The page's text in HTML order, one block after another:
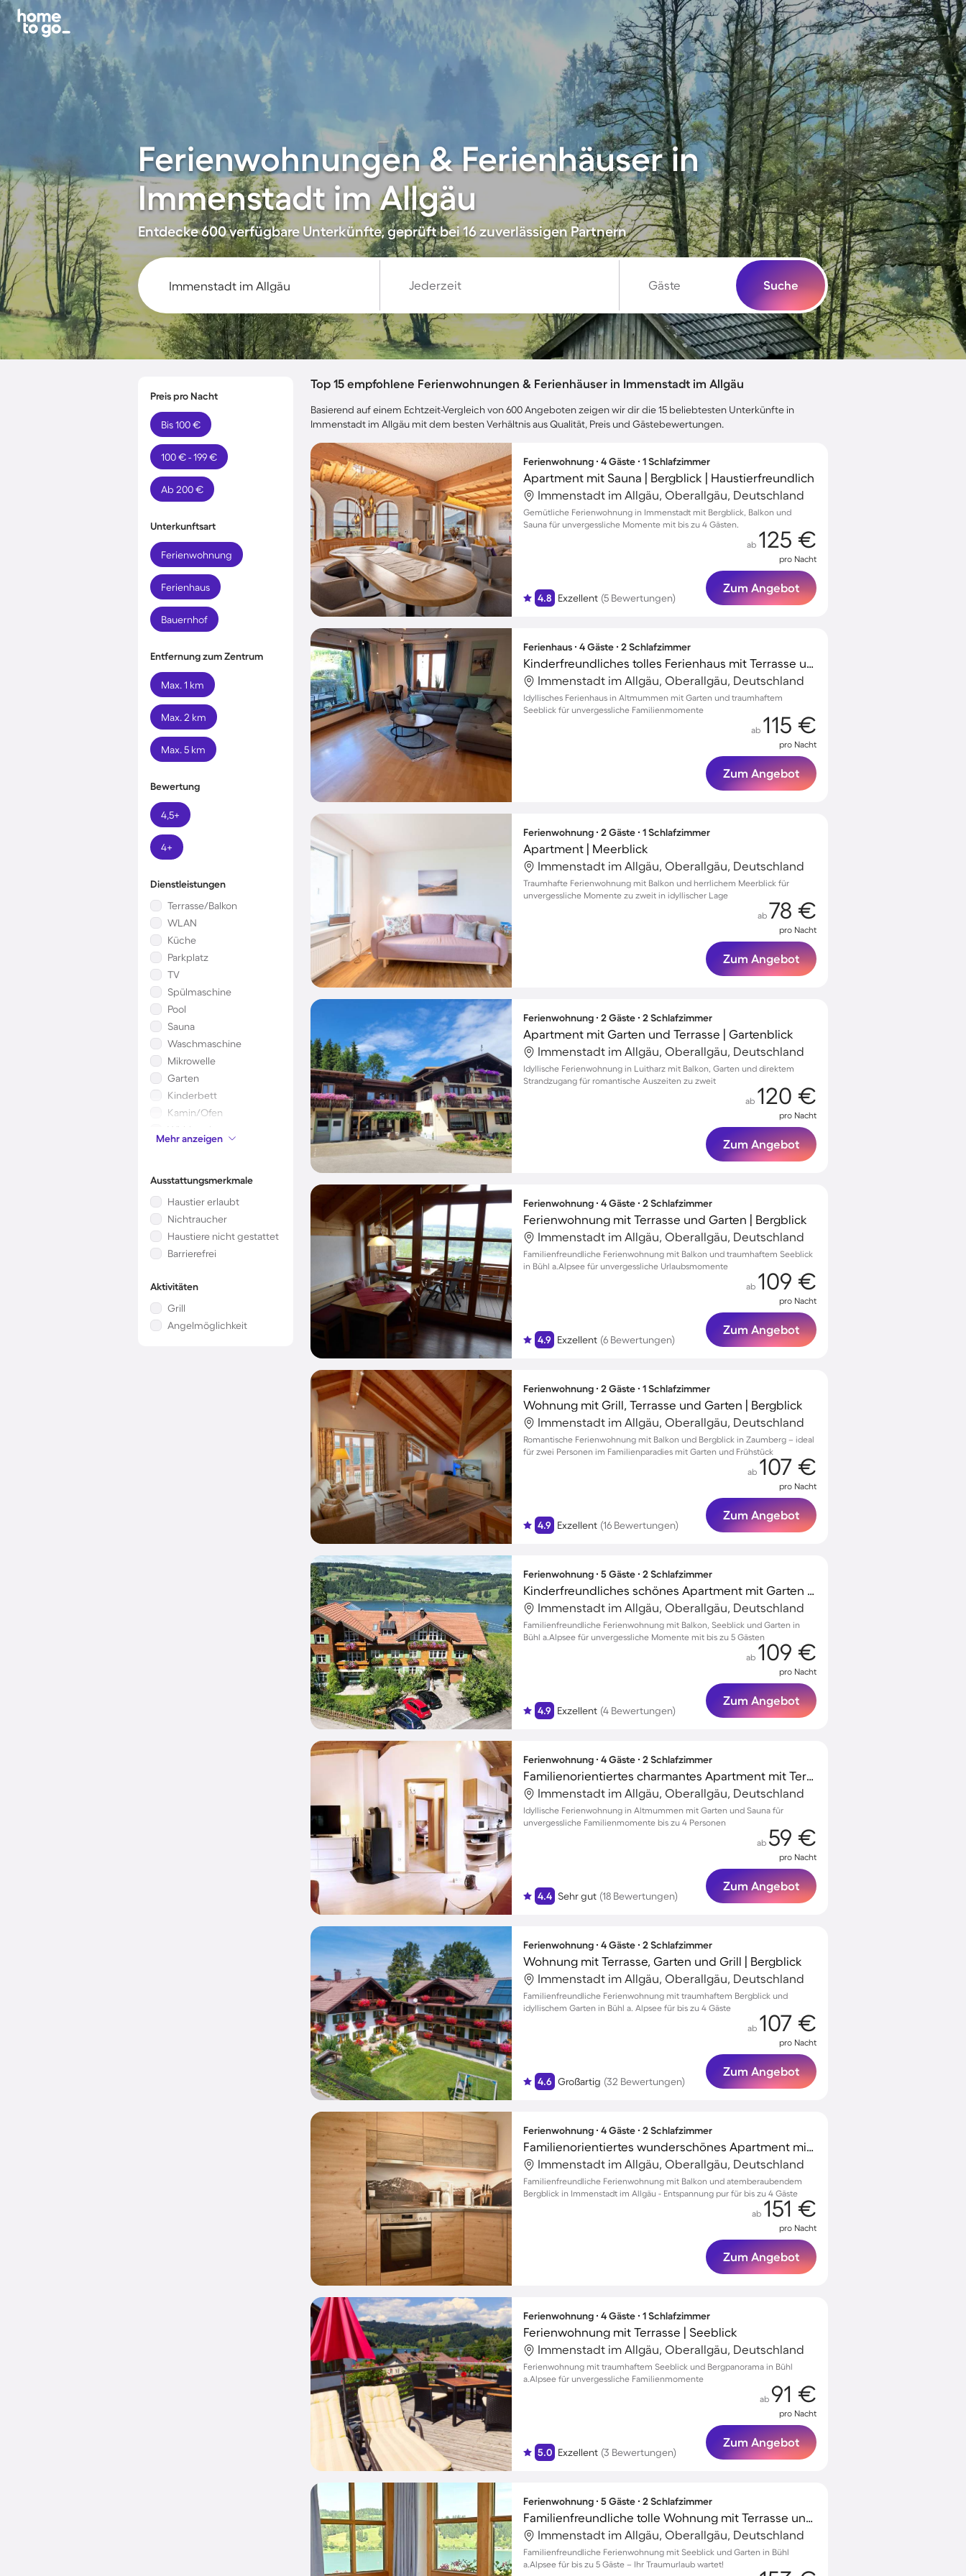
Ferienwohnungen & Ferienhäuser in
Immenstadt im Allgäu
Entdecke 600 verfügbare Unterkünfte, geprüft bei 16 zuverlässigen Partnern
Jederzeit Gäste Suche
Preis pro Nacht
Bis 100 €
100 € - 199 €
Ab 200 €
Unterkunftsart
Ferienwohnung
Ferienhaus
Bauernhof
Entfernung zum Zentrum
Max. 1 km
Max. 2 km
Max. 5 km
Bewertung
4,5+
4+
Dienstleistungen
Terrasse/Balkon
WLAN
Küche
Parkplatz
TV
Spülmaschine
Pool
Sauna
Waschmaschine
Mikrowelle
Garten
Kinderbett
Kamin/Ofen
Whirlpool
Klimaanlage
Mehr anzeigen
Ausstattungsmerkmale
Haustier erlaubt
Nichtraucher
Haustiere nicht gestattet
Barrierefrei
Aktivitäten
Grill
Angelmöglichkeit
Top 15 empfohlene Ferienwohnungen & Ferienhäuser in Immenstadt im Allgäu
Basierend auf einem Echtzeit-Vergleich von 600 Angeboten zeigen wir dir die 15 beliebtesten Unterkünfte in
Immenstadt im Allgäu mit dem besten Verhältnis aus Qualität, Preis und Gästebewertungen.
Ferienwohnung ∙ 4 Gäste ∙ 1 Schlafzimmer
Apartment mit Sauna | Bergblick | Haustierfreundlich
Immenstadt im Allgäu, Oberallgäu, Deutschland
Gemütliche Ferienwohnung in Immenstadt mit Bergblick, Balkon und
Sauna für unvergessliche Momente mit bis zu 4 Gästen.
4.8 Exzellent (5 Bewertungen)
ab 125 €
pro Nacht
Zum Angebot
Ferienhaus ∙ 4 Gäste ∙ 2 Schlafzimmer
Kinderfreundliches tolles Ferienhaus mit Terrasse und Garten | Seeblick
Immenstadt im Allgäu, Oberallgäu, Deutschland
Idyllisches Ferienhaus in Altmummen mit Garten und traumhaftem
Seeblick für unvergessliche Familienmomente
ab 115 €
pro Nacht
Zum Angebot
Ferienwohnung ∙ 2 Gäste ∙ 1 Schlafzimmer
Apartment | Meerblick
Immenstadt im Allgäu, Oberallgäu, Deutschland
Traumhafte Ferienwohnung mit Balkon und herrlichem Meerblick für
unvergessliche Momente zu zweit in idyllischer Lage
ab 78 €
pro Nacht
Zum Angebot
Ferienwohnung ∙ 2 Gäste ∙ 2 Schlafzimmer
Apartment mit Garten und Terrasse | Gartenblick
Immenstadt im Allgäu, Oberallgäu, Deutschland
Idyllische Ferienwohnung in Luitharz mit Balkon, Garten und direktem
Strandzugang für romantische Auszeiten zu zweit
ab 120 €
pro Nacht
Zum Angebot
Ferienwohnung ∙ 4 Gäste ∙ 2 Schlafzimmer
Ferienwohnung mit Terrasse und Garten | Bergblick
Immenstadt im Allgäu, Oberallgäu, Deutschland
Familienfreundliche Ferienwohnung mit Balkon und traumhaftem Seeblick
in Bühl a.Alpsee für unvergessliche Urlaubsmomente
4.9 Exzellent (6 Bewertungen)
ab 109 €
pro Nacht
Zum Angebot
Ferienwohnung ∙ 2 Gäste ∙ 1 Schlafzimmer
Wohnung mit Grill, Terrasse und Garten | Bergblick
Immenstadt im Allgäu, Oberallgäu, Deutschland
Romantische Ferienwohnung mit Balkon und Bergblick in Zaumberg – ideal
für zwei Personen im Familienparadies mit Garten und Frühstück
4.9 Exzellent (16 Bewertungen)
ab 107 €
pro Nacht
Zum Angebot
Ferienwohnung ∙ 5 Gäste ∙ 2 Schlafzimmer
Kinderfreundliches schönes Apartment mit Garten und Terrasse | Seeblick
Immenstadt im Allgäu, Oberallgäu, Deutschland
Familienfreundliche Ferienwohnung mit Balkon, Seeblick und Garten in
Bühl a.Alpsee für unvergessliche Momente mit bis zu 5 Gästen
4.9 Exzellent (4 Bewertungen)
ab 109 €
pro Nacht
Zum Angebot
Ferienwohnung ∙ 4 Gäste ∙ 2 Schlafzimmer
Familienorientiertes charmantes Apartment mit Terrasse und Sauna
Immenstadt im Allgäu, Oberallgäu, Deutschland
Idyllische Ferienwohnung in Altmummen mit Garten und Sauna für
unvergessliche Familienmomente bis zu 4 Personen
4.4 Sehr gut (18 Bewertungen)
ab 59 €
pro Nacht
Zum Angebot
Ferienwohnung ∙ 4 Gäste ∙ 2 Schlafzimmer
Wohnung mit Terrasse, Garten und Grill | Bergblick
Immenstadt im Allgäu, Oberallgäu, Deutschland
Familienfreundliche Ferienwohnung mit traumhaftem Bergblick und
idyllischem Garten in Bühl a. Alpsee für bis zu 4 Gäste
4.6 Großartig (32 Bewertungen)
ab 107 €
pro Nacht
Zum Angebot
Ferienwohnung ∙ 4 Gäste ∙ 2 Schlafzimmer
Familienorientiertes wunderschönes Apartment mit Terrasse und Sauna | Bergblick | Ideal für Homeoffice
Immenstadt im Allgäu, Oberallgäu, Deutschland
Familienfreundliche Ferienwohnung mit Balkon und atemberaubendem
Bergblick in Immenstadt im Allgäu - Entspannung pur für bis zu 4 Gäste
ab 151 €
pro Nacht
Zum Angebot
Ferienwohnung ∙ 4 Gäste ∙ 1 Schlafzimmer
Ferienwohnung mit Terrasse | Seeblick
Immenstadt im Allgäu, Oberallgäu, Deutschland
Ferienwohnung mit traumhaftem Seeblick und Bergpanorama in Bühl
a.Alpsee für unvergessliche Familienmomente
5.0 Exzellent (3 Bewertungen)
ab 91 €
pro Nacht
Zum Angebot
Ferienwohnung ∙ 5 Gäste ∙ 2 Schlafzimmer
Familienfreundliche tolle Wohnung mit Terrasse und Garten | Seeblick
Immenstadt im Allgäu, Oberallgäu, Deutschland
Familienfreundliche Ferienwohnung mit Seeblick und Garten in Bühl
a.Alpsee für bis zu 5 Gäste – Ihr Traumurlaub wartet!